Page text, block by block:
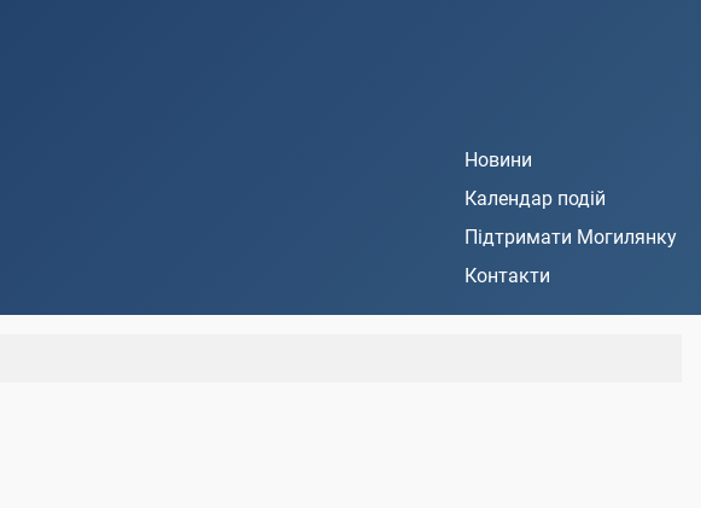
Новини
Календар подій
Підтримати Могилянку
Контакти